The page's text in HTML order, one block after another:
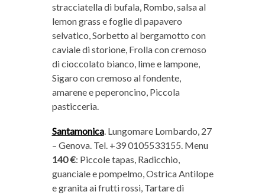
stracciatella di bufala, Rombo, salsa al
lemon grass e foglie di papavero
selvatico, Sorbetto al bergamotto con
caviale di storione, Frolla con cremoso
di cioccolato bianco, lime e lampone,
Sigaro con cremoso al fondente,
amarene e peperoncino, Piccola
pasticceria.
Santamonica. Lungomare Lombardo, 27
– Genova. Tel. +39 0105533155. Menu
140 €: Piccole tapas, Radicchio,
guanciale e pompelmo, Ostrica Antilope
e granita ai frutti rossi, Tartare di